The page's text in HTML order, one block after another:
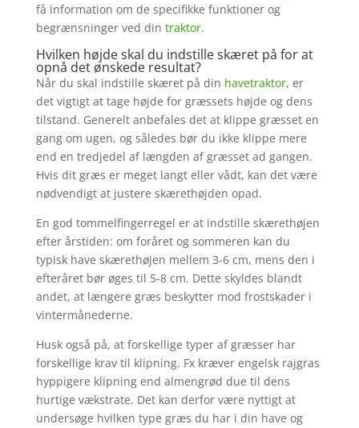
få information om de specifikke funktioner og
begrænsninger ved din traktor.
Hvilken højde skal du indstille skæret på for at
opnå det ønskede resultat?
Når du skal indstille skæret på din havetraktor, er
det vigtigt at tage højde for græssets højde og dens
tilstand. Generelt anbefales det at klippe græsset en
gang om ugen, og således bør du ikke klippe mere
end en tredjedel af længden af græsset ad gangen.
Hvis dit græs er meget langt eller vådt, kan det være
nødvendigt at justere skærethøjden opad.
En god tommelfingerregel er at indstille skærethøjen
efter årstiden: om foråret og sommeren kan du
typisk have skærethøjen mellem 3-6 cm, mens den i
efteråret bør øges til 5-8 cm. Dette skyldes blandt
andet, at længere græs beskytter mod frostskader i
vintermånederne.
Husk også på, at forskellige typer af græsser har
forskellige krav til klipning. Fx kræver engelsk rajgras
hyppigere klipning end almengrød due til dens
hurtige vækstrate. Det kan derfor være nyttigt at
undersøge hvilken type græs du har i din have og